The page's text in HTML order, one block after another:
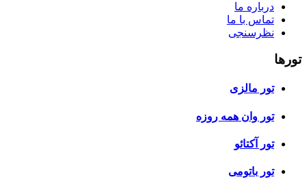
درباره ما
تماس با ما
نظرسنجی
تورها
تور مالزی
تور وان همه روزه
تور آکتائو
تور باتومی